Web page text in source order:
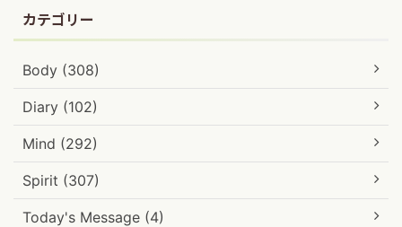
カテゴリー
Body (308)
Diary (102)
Mind (292)
Spirit (307)
Today's Message (4)